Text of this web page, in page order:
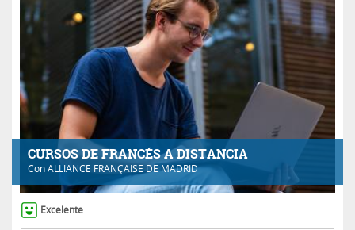
CURSOS DE FRANCÉS A DISTANCIA
ConALLIANCE FRANÇAISE DE MADRID
Excelente